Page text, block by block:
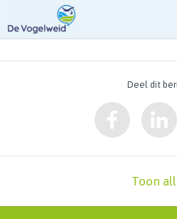
Zoeken
Deel dit
Toon